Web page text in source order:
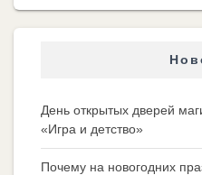
День открытых дверей
«Игра и детство»
Почему на новогодних